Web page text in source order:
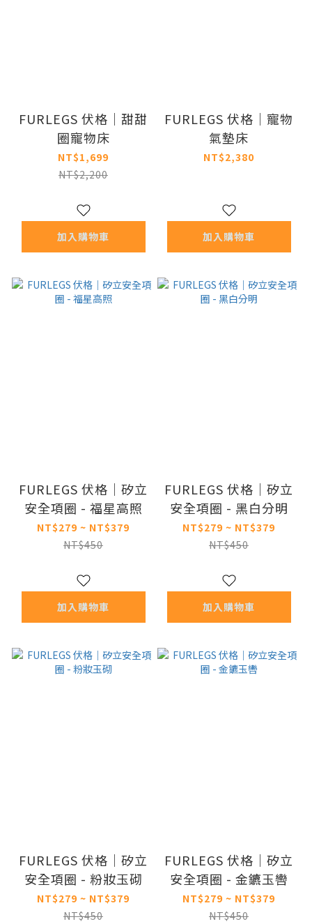
FURLEGS 伏格｜甜甜
圈寵物床
NT$1,699
NT$2,200
加入購物車
FURLEGS 伏格｜寵物
氣墊床
NT$2,380
加入購物車
FURLEGS 伏格｜矽立
安全項圈 - 福星高照
NT$279 ~ NT$379
NT$450
加入購物車
FURLEGS 伏格｜矽立
安全項圈 - 黑白分明
NT$279 ~ NT$379
NT$450
加入購物車
FURLEGS 伏格｜矽立
安全項圈 - 粉妝玉砌
NT$279 ~ NT$379
NT$450
FURLEGS 伏格｜矽立
安全項圈 - 金鑣玉轡
NT$279 ~ NT$379
NT$450